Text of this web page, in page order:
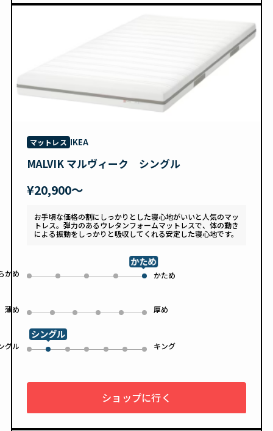
マットレス IKEA
MALVIK マルヴィーク シングル
¥20,900〜
お手頃な価格の割にしっかりとした寝心地がいいと人気のマッ
トレス。弾力のあるウレタンフォームマットレスで、体の動き
による振動をしっかりと吸収してくれる安定した寝心地です。
かめ 0 1 2 3 かため
4
かため
薄め 0 1 2 3 4 厚め
5
グル 0 1
シングル
2 3 4 5 キング
6
ショップに行く